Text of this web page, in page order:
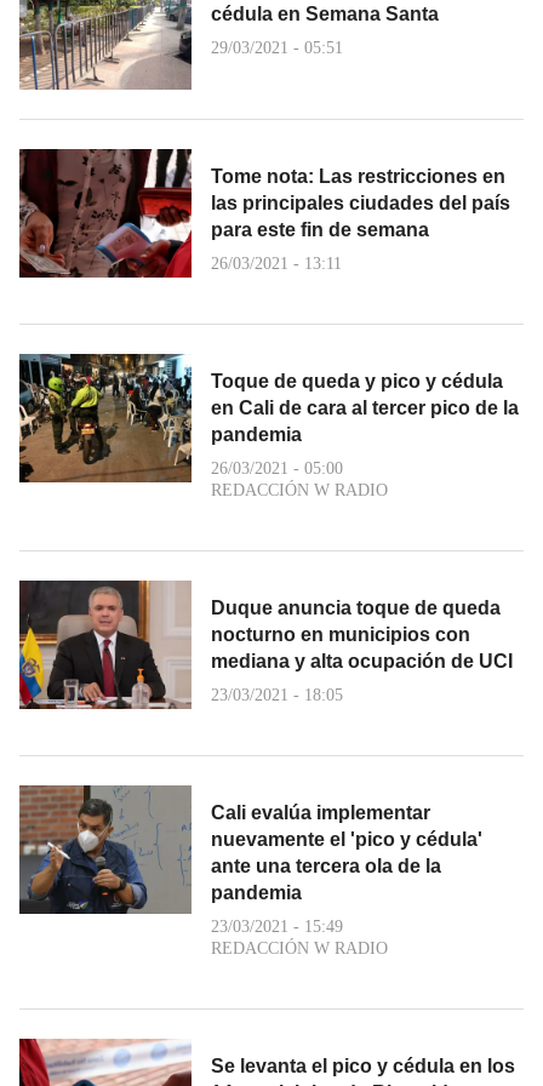
cédula en Semana Santa
29/03/2021 - 05:51
Tome nota: Las restricciones en
las principales ciudades del país
para este fin de semana
26/03/2021 - 13:11
Toque de queda y pico y cédula
en Cali de cara al tercer pico de la
pandemia
26/03/2021 - 05:00
REDACCIÓN W RADIO
Duque anuncia toque de queda
nocturno en municipios con
mediana y alta ocupación de UCI
23/03/2021 - 18:05
Cali evalúa implementar
nuevamente el 'pico y cédula'
ante una tercera ola de la
pandemia
23/03/2021 - 15:49
REDACCIÓN W RADIO
Se levanta el pico y cédula en los